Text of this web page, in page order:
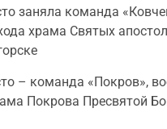
заняла команда
храма Святых
– команда «Покров»,
Покрова Пресвятой